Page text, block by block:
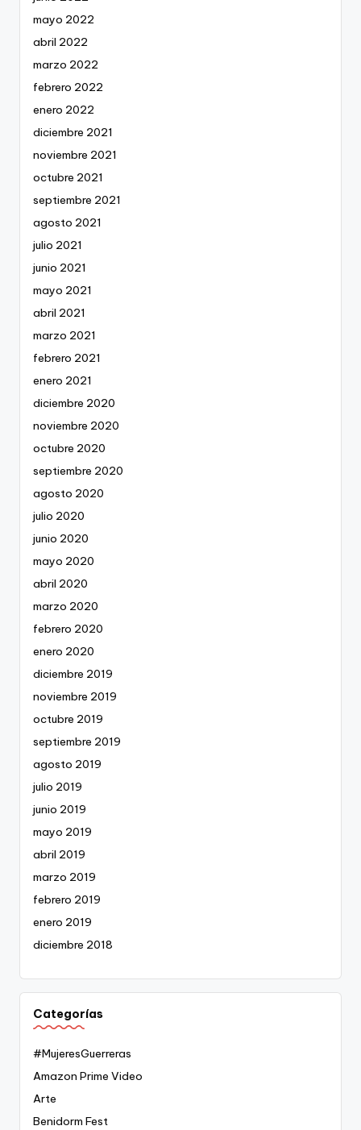
mayo 2022
abril 2022
marzo 2022
febrero 2022
enero 2022
diciembre 2021
noviembre 2021
octubre 2021
septiembre 2021
agosto 2021
julio 2021
junio 2021
mayo 2021
abril 2021
marzo 2021
febrero 2021
enero 2021
diciembre 2020
noviembre 2020
octubre 2020
septiembre 2020
agosto 2020
julio 2020
junio 2020
mayo 2020
abril 2020
marzo 2020
febrero 2020
enero 2020
diciembre 2019
noviembre 2019
octubre 2019
septiembre 2019
agosto 2019
julio 2019
junio 2019
mayo 2019
abril 2019
marzo 2019
febrero 2019
enero 2019
diciembre 2018
Categorías
#MujeresGuerreras
Amazon Prime Video
Arte
Benidorm Fest